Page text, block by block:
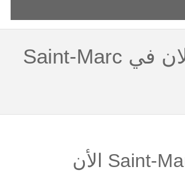
الوقت الان في Saint-Marc